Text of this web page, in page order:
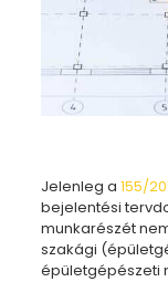
Jelenleg a 155/
bejelentési
munkarészét
szakági
épületgépészeti